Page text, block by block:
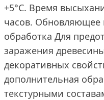
+5°С. Время
часов.
обработка Для
заражения
декоративных
дополнительная
текстурными